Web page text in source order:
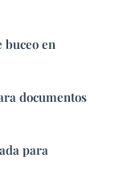
buceo en
documentos
para